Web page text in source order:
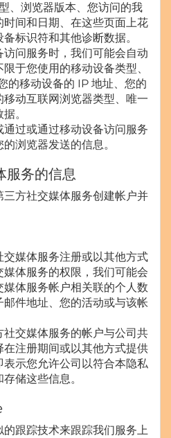
、浏览器版本、您访问的我
间和日期、在这些页面上花
标识符和其他诊断数据。
问服务时，我们可能会自动
于您使用的移动设备类型、
的移动设备的 IP 地址、您的
动互联网浏览器类型、唯一
。
过或通过移动设备访问服务
浏览器发送的信息。
服务的信息
方社交媒体服务创建帐户并
媒体服务注册或以其他方式
体服务的权限，我们可能会
体服务帐户相关联的个人数
件地址、您的活动或与该帐
交媒体服务的帐户与公司共
注册期间或以其他方式提供
示您允许公司以符合本隐私
储这些信息。
跟踪技术来跟踪我们服务上